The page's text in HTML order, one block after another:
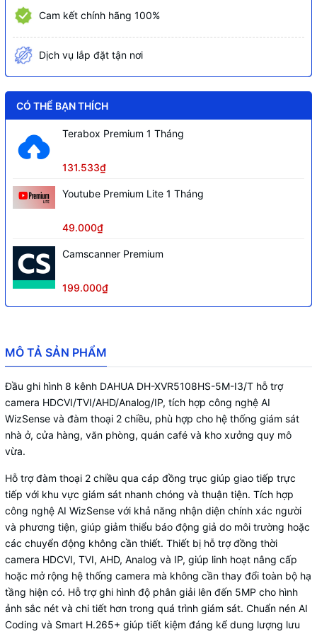
Hỗ trợ
4 Kênh: 5 MP@(1-12 fps)/5M-N@(1 fps-
1080N/720p/960H/D1/CIF@(1-25/30
chuẩn tương tích Onvif 24.12
hoặc thiết bị di động, hỗ trợ cấu hình
thông minh qua P2P
Truyền tải âm thanh, qua cáp đồng trục
Cam kết chính hãng 100%
Dịch vụ lắp đặt tận nơi
CÓ THỂ BẠN THÍCH
Terabox Premium 1 Tháng
131.533₫
Youtube Premium Lite 1 Tháng
49.000₫
Camscanner Premium
199.000₫
MÔ TẢ SẢN PHẨM
Đầu ghi hình 8 kênh DAHUA DH-XVR5108HS-5M-I3/T hỗ trợ
camera HDCVI/TVI/AHD/Analog/IP, tích hợp công nghệ AI
WizSense và đàm thoại 2 chiều, phù hợp cho hệ thống giám sát
nhà ở, cửa hàng, văn phòng, quán café và kho xưởng quy mô
vừa.
Hỗ trợ đàm thoại 2 chiều qua cáp đồng trục giúp giao tiếp trực
tiếp với khu vực giám sát nhanh chóng và thuận tiện. Tích hợp
công nghệ AI WizSense với khả năng nhận diện chính xác người
và phương tiện, giúp giảm thiểu báo động giả do môi trường hoặc
các chuyển động không cần thiết. Thiết bị hỗ trợ đồng thời
camera HDCVI, TVI, AHD, Analog và IP, giúp linh hoạt nâng cấp
hoặc mở rộng hệ thống camera mà không cần thay đổi toàn bộ hạ
tầng hiện có. Hỗ trợ ghi hình độ phân giải lên đến 5MP cho hình
ảnh sắc nét và chi tiết hơn trong quá trình giám sát. Chuẩn nén AI
Coding và Smart H.265+ giúp tiết kiệm đáng kể dung lượng lưu